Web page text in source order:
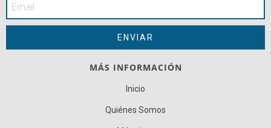
MÁS INFORMACIÓN
Inicio
Quiénes Somos